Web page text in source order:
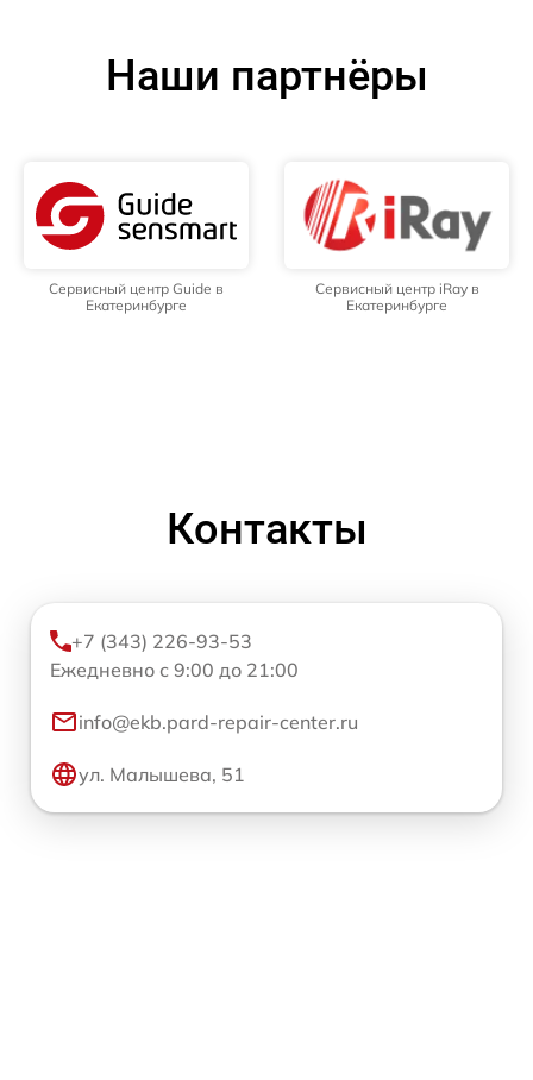
Наши партнёры
Сервисный центр Guide в
Екатеринбурге
Сервисный центр iRay в
Екатеринбурге
Контакты
+7 (343) 226-93-53
Ежедневно с 9:00 до 21:00
info@ekb.pard-repair-center.ru
ул. Малышева, 51